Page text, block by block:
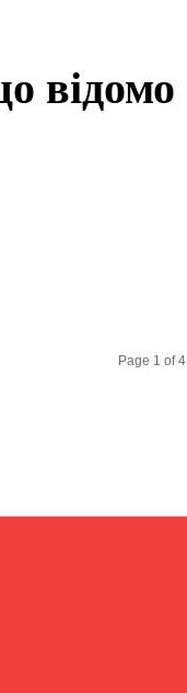
відомо
Page 1 of 4